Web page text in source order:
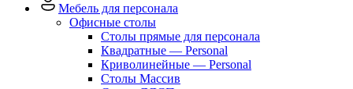
Мебель для персонала
Офисные столы
Столы прямые для персонала
Квадратные — Personal
Криволинейные — Personal
Столы Массив